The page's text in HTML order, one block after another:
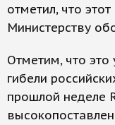
отметил, что
Министерству
Отметим, что
гибели
прошлой неделе